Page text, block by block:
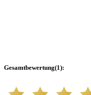
Gesamtbewertung(1):